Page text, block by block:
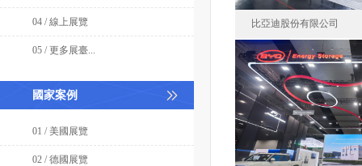
04 / 線上展覽
05 / 更多展臺...
國家案例
01 / 美國展覽
02 / 德國展覽
比亞迪股份有限公司
比亞迪股份
德國
面積